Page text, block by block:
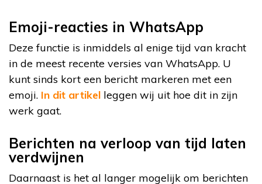
Emoji-reacties in WhatsApp
Deze functie is inmiddels al enige tijd van kracht
in de meest recente versies van WhatsApp. U
kunt sinds kort een bericht markeren met een
emoji. In dit artikel leggen wij uit hoe dit in zijn
werk gaat.
Berichten na verloop van tijd laten
verdwijnen
Daarnaast is het al langer mogelijk om berichten